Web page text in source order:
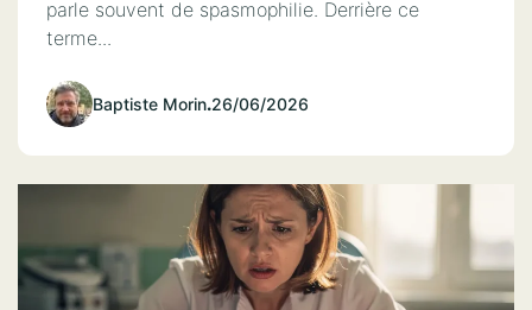
parle souvent de spasmophilie. Derrière ce
terme...
Baptiste Morin.26/06/2026